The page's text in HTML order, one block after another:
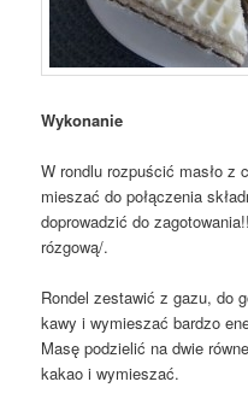
Wykonanie
W rondlu rozpuścić masło z
mieszać do połączenia
doprowadzić do
rózgową/.
Rondel zestawić z gazu, do
kawy i wymieszać bardzo
Masę podzielić na dwie
kakao i wymieszać.